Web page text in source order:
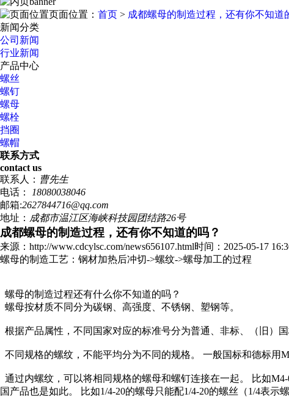
页面位置： 首页 > 成都螺母的制造过程，还有你不知道
新闻分类
公司新闻
行业新闻
产品中心
螺丝
螺钉
螺母
螺栓
挡圈
螺帽
联系方式
contact us
联系人： 曹先生
电话：
18080038046
邮箱:2627844716@qq.com
地址： 成都市温江区海峡科技园团结路26号
成都螺母的制造过程，还有你不知道的吗？
来源：http://www.cdcylsc.com/news656107.html时间：2025-05-17
螺母的制造工艺：钢材加热后冲切->螺纹->螺母加工的过程
螺母的制造过程还有什么你不知道的吗？
螺母按材质不同分为碳钢、高强度、不锈钢、塑钢等。
根据产品属性，不同国家对应的标准号分为普通、非标、（旧）
不同规格的螺纹，不能平均分为不同的规格。 一般国标和德标用
通过内螺纹，可以将相同规格的螺母和螺钉连接在一起。 比如
国产品也是如此。 比如1/4-20的螺母只能配1/4-20的螺丝（1/4表示